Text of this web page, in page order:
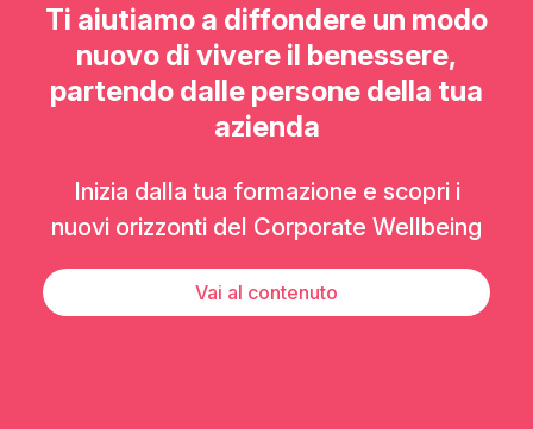
Ti aiutiamo a diffondere un modo
nuovo di vivere il benessere,
partendo dalle persone della tua
azienda
Inizia dalla tua formazione e scopri i
nuovi orizzonti del Corporate Wellbeing
Vai al contenuto